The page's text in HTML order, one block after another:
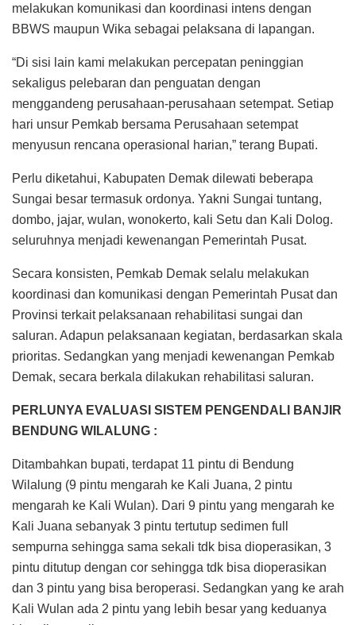
melakukan komunikasi dan koordinasi intens dengan
BBWS maupun Wika sebagai pelaksana di lapangan.
“Di sisi lain kami melakukan percepatan peninggian
sekaligus pelebaran dan penguatan dengan
menggandeng perusahaan-perusahaan setempat. Setiap
hari unsur Pemkab bersama Perusahaan setempat
menyusun rencana operasional harian,” terang Bupati.
Perlu diketahui, Kabupaten Demak dilewati beberapa
Sungai besar termasuk ordonya. Yakni Sungai tuntang,
dombo, jajar, wulan, wonokerto, kali Setu dan Kali Dolog.
seluruhnya menjadi kewenangan Pemerintah Pusat.
Secara konsisten, Pemkab Demak selalu melakukan
koordinasi dan komunikasi dengan Pemerintah Pusat dan
Provinsi terkait pelaksanaan rehabilitasi sungai dan
saluran. Adapun pelaksanaan kegiatan, berdasarkan skala
prioritas. Sedangkan yang menjadi kewenangan Pemkab
Demak, secara berkala dilakukan rehabilitasi saluran.
PERLUNYA EVALUASI SISTEM PENGENDALI BANJIR
BENDUNG WILALUNG :
Ditambahkan bupati, terdapat 11 pintu di Bendung
Wilalung (9 pintu mengarah ke Kali Juana, 2 pintu
mengarah ke Kali Wulan). Dari 9 pintu yang mengarah ke
Kali Juana sebanyak 3 pintu tertutup sedimen full
sempurna sehingga sama sekali tdk bisa dioperasikan, 3
pintu ditutup dengan cor sehingga tdk bisa dioperasikan
dan 3 pintu yang bisa beroperasi. Sedangkan yang ke arah
Kali Wulan ada 2 pintu yang lebih besar yang keduanya